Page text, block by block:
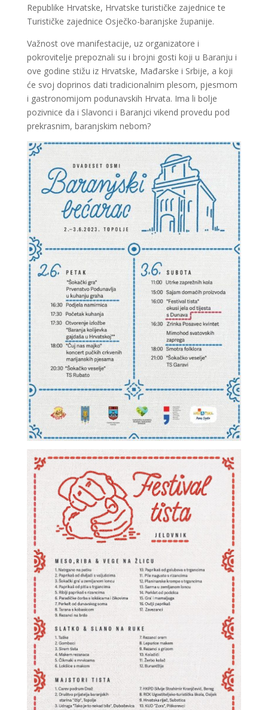
Republike Hrvatske, Hrvatske turističke zajednice te
Turističke zajednice Osječko-baranjske županije.
Važnost ove manifestacije, uz organizatore i
pokrovitelje prepoznali su i brojni gosti koji u Baranju i
ove godine stižu iz Hrvatske, Mađarske i Srbije, a koji
će svoj doprinos dati tradicionalnim plesom, pjesmom
i gastronomijom podunavskih Hrvata. Ima li bolje
pozivnice da i Slavonci i Baranjci vikend provedu pod
prekrasnim, baranjskim nebom?